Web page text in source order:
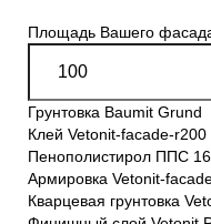
Площадь Вашего
Грунтовка Baumit Grund
Клей Vetonit-facade-r200
Пенополистирол ППС
Армировка Vetonit-
Кварцевая грунтовка